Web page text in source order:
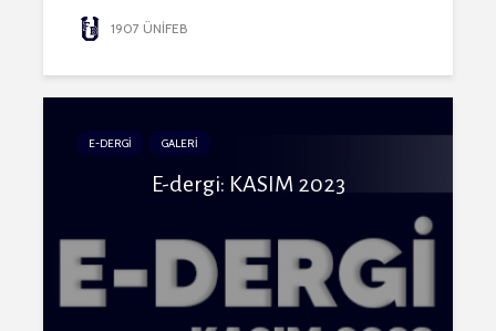
1907 ÜNİFEB
E-DERGİ GALERİ
E-dergi: KASIM 2023